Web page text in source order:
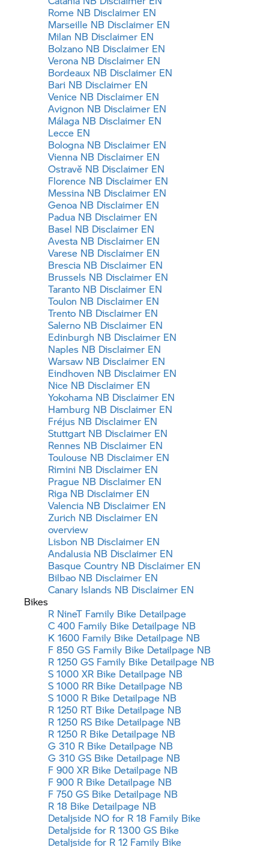
Rome NB Disclaimer EN
Marseille NB Disclaimer EN
Milan NB Disclaimer EN
Bolzano NB Disclaimer EN
Verona NB Disclaimer EN
Bordeaux NB Disclaimer EN
Bari NB Disclaimer EN
Venice NB Disclaimer EN
Avignon NB Disclaimer EN
Málaga NB Disclaimer EN
Lecce EN
Bologna NB Disclaimer EN
Vienna NB Disclaimer EN
Ostravě NB Disclaimer EN
Florence NB Disclaimer EN
Messina NB Disclaimer EN
Genoa NB Disclaimer EN
Padua NB Disclaimer EN
Basel NB Disclaimer EN
Avesta NB Disclaimer EN
Varese NB Disclaimer EN
Brescia NB Disclaimer EN
Brussels NB Disclaimer EN
Taranto NB Disclaimer EN
Toulon NB Disclaimer EN
Trento NB Disclaimer EN
Salerno NB Disclaimer EN
Edinburgh NB Disclaimer EN
Naples NB Disclaimer EN
Warsaw NB Disclaimer EN
Eindhoven NB Disclaimer EN
Nice NB Disclaimer EN
Yokohama NB Disclaimer EN
Hamburg NB Disclaimer EN
Fréjus NB Disclaimer EN
Stuttgart NB Disclaimer EN
Rennes NB Disclaimer EN
Toulouse NB Disclaimer EN
Rimini NB Disclaimer EN
Prague NB Disclaimer EN
Riga NB Disclaimer EN
Valencia NB Disclaimer EN
Zurich NB Disclaimer EN
overview
Lisbon NB Disclaimer EN
Andalusia NB Disclaimer EN
Basque Country NB Disclaimer EN
Bilbao NB Disclaimer EN
Canary Islands NB Disclaimer EN
Bikes
R NineT Family Bike Detailpage
C 400 Family Bike Detailpage NB
K 1600 Family Bike Detailpage NB
F 850 GS Family Bike Detailpage NB
R 1250 GS Family Bike Detailpage NB
S 1000 XR Bike Detailpage NB
S 1000 RR Bike Detailpage NB
S 1000 R Bike Detailpage NB
R 1250 RT Bike Detailpage NB
R 1250 RS Bike Detailpage NB
R 1250 R Bike Detailpage NB
G 310 R Bike Detailpage NB
G 310 GS Bike Detailpage NB
F 900 XR Bike Detailpage NB
F 900 R Bike Detailpage NB
F 750 GS Bike Detailpage NB
R 18 Bike Detailpage NB
Detaljside NO for R 18 Family Bike
Detaljside for R 1300 GS Bike
Detaljside for R 12 Family Bike